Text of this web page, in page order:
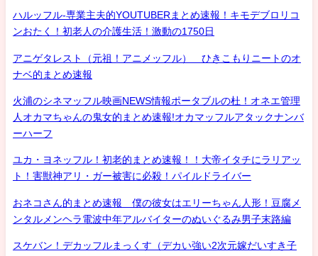
ハルッフル-専業主夫的YOUTUBERまとめ速報！キモデブロリコ
ンおたく！初老人の介護生活！激動の1750日
アニゲタレスト（元祖！アニメッフル） ひきこもりニートのオ
ナベ的まとめ速報
火浦のシネマッフル映画NEWS情報ポータブルの杜！オネエ管理
人オカマちゃんの鬼女的まとめ速報!オカマッフルアタックナンバ
ーハーフ
ユカ・ヨネッフル！初老的まとめ速報！！大帝イタチにラリアッ
ト！害獣神アリ・ガー被害に必殺！パイルドライバー
おネコさん的まとめ速報 僕の彼女はエリーちゃん人形！豆腐メ
ンタルメンヘラ電波中年アルバイターのぬいぐるみ男子末路編
スケバン！デカッフルまっくす（デカい強い2次元嫁だいすき子